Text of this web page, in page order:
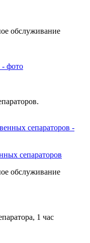
обслуживание
сепараторов
обслуживание
1 час